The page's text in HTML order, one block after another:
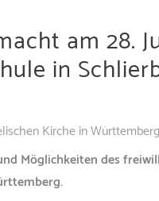
am 28.
in
Kirche in Württemberg
Möglichkeiten des